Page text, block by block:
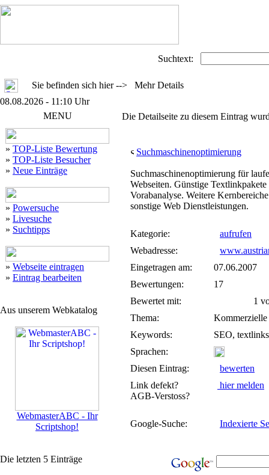
Suchtext:
Sie befinden sich hier --> Mehr Details
08.08.2026 - 11:10 Uhr
MENU
» TOP-Liste Bewertung
» TOP-Liste Besucher
» Neue Einträge
» Powersuche
» Livesuche
» Suchtipps
» Webseite eintragen
» Eintrag bearbeiten
Aus unserem Webkatalog
WebmasterABC - Ihr
Scriptshop!
Die letzten 5 Einträge
Die Detailseite zu diesem Eintrag
Suchmaschinenoptimierung
Suchmaschinenoptimierung für
Webseiten. Günstige
Vorabanalyse. Weitere
sonstige Web Dienstleistungen.
Kategorie:
aufrufen
Webadresse:
Eingetragen am:
07.06.2007
Bewertungen:
17
Bewertet mit:
1
Thema:
Kommerzielle
Keywords:
SEO,
Sprachen:
Diesen Eintrag:
bewerten
Link defekt?
AGB-Verstoss?
hier melden
Google-Suche: Indexierte